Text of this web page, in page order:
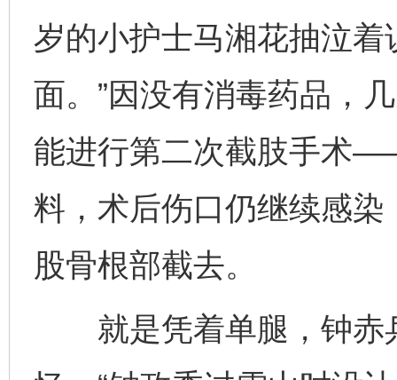
岁的小护士马湘花抽泣着
面。”因没有消毒药品，
能进行第二次截肢手术
料，术后伤口仍继续感
股骨根部截去。
就是凭着单腿，钟赤